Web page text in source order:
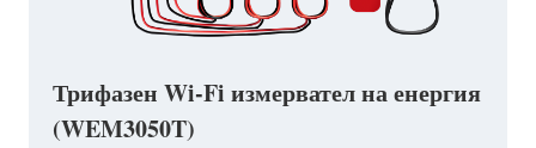
Трифазен Wi-Fi измервател на енергия
(WEM3050T)